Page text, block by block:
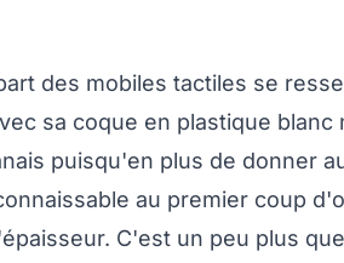
des mobiles tactiles se
sa coque en plastique
puisqu'en plus de donner
au premier coup
C'est un peu plus